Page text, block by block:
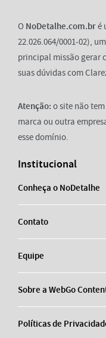
O NoDetalhe.com.bré
22.026.064/0001-02),
principal missão gerar
suas dúvidas com
Atenção: o site não
marca ou outra
esse domínio.
Institucional
Conheça o NoDetalhe
Contato
Equipe
Sobre a WebGo
Políticas de